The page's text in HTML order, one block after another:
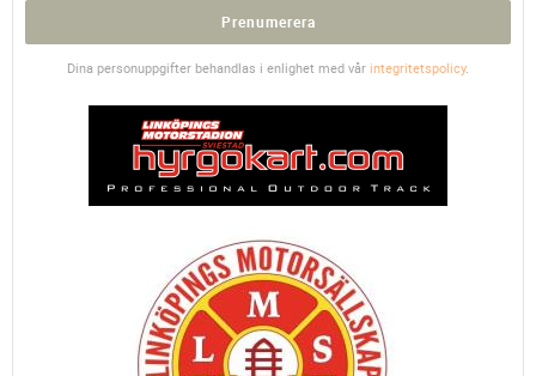
Prenumerera
Dina personuppgifter behandlas i enlighet med vår integritetspolicy.